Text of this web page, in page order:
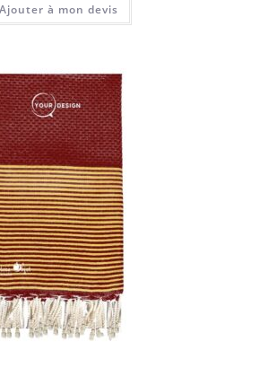
Ajouter à mon devis